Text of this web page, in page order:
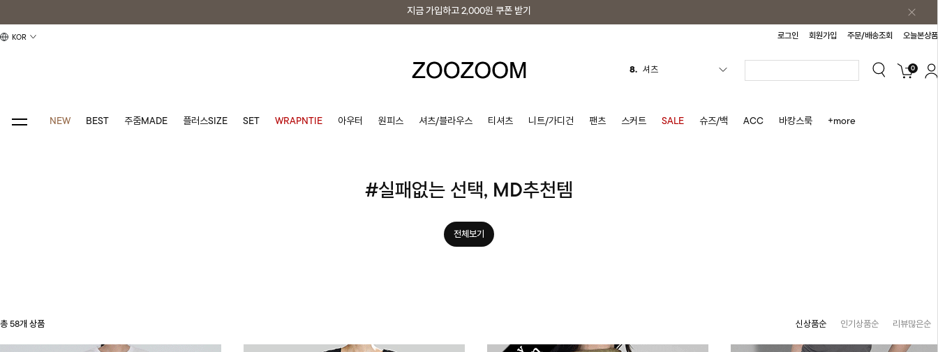
지금 가입하고 2,000원 쿠폰 받기
KOR 로그인 회원가입 주문/배송조회 오늘본상품
9. 청치마
1.
0
NEW BEST 주줌MADE 플러스SIZE SET WRAPNTIE 아우터 원피스 셔츠/블라우스 티셔츠 니트/가디건 팬츠 스커트 SALE 슈즈/백 ACC 바캉스룩 +more
#실패없는 선택, MD추천템
전체보기
총 58개 상품 신상품순 인기상품순 리뷰많은순